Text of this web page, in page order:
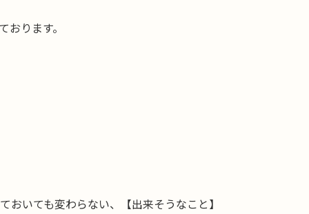
ります。
いても変わらない、【出来そうなこと】